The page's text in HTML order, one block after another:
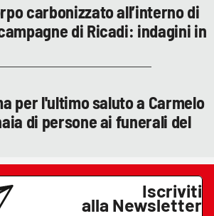
carbonizzato all’interno di
di Ricadi: indagini in
per l'ultimo saluto a Carmelo
di persone ai funerali del
Iscriviti
alla Newsletter